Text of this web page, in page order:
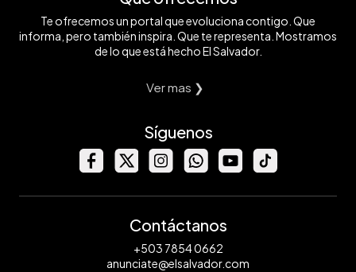
Te ofrecemos un portal que evoluciona contigo. Que
informa, pero también inspira. Que te representa. Mostramos
de lo que está hecho El Salvador.
Ver mas ❯
Síguenos
Contáctanos
+503 7854 0662
anunciate@elsalvador.com